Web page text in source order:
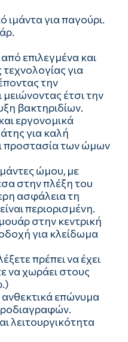
ιμάντα για παγούρι.
επιλεγμένα και
τεχνολογίας για
την
έτσι την
βακτηριδίων.
εργονομικά
για καλή
προστασία των ώμων
ώμου, με
στην πλέξη του
ασφάλεια τη
περιορισμένη.
στην κεντρική
για κλείδωμα
πρέπει να έχει
να χωράει στους
επώνυμα
λειτουργικότητα